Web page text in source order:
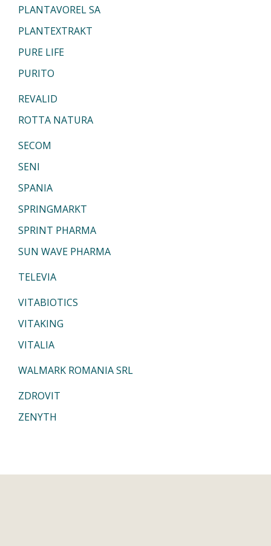
PLANTAVOREL SA
PLANTEXTRAKT
PURE LIFE
PURITO
REVALID
ROTTA NATURA
SECOM
SENI
SPANIA
SPRINGMARKT
SPRINT PHARMA
SUN WAVE PHARMA
TELEVIA
VITABIOTICS
VITAKING
VITALIA
WALMARK ROMANIA SRL
ZDROVIT
ZENYTH